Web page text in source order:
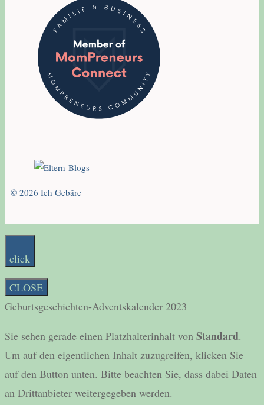
© 2026 Ich Gebäre
click
CLOSE
Geburtsgeschichten-Adventskalender 2023
Sie sehen gerade einen Platzhalterinhalt von Standard.
Um auf den eigentlichen Inhalt zuzugreifen, klicken Sie
auf den Button unten. Bitte beachten Sie, dass dabei Daten
an Drittanbieter weitergegeben werden.